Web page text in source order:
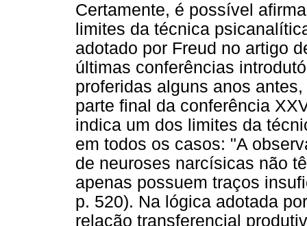
Certamente, é possível
limites da técnica
adotado por Freud no artigo
últimas conferências
proferidas alguns anos
parte final da conferência
indica um dos limites da
em todos os casos: "A
de neuroses narcísicas não
apenas possuem traços
p. 520). Na lógica adotada
relação transferencial